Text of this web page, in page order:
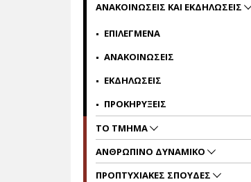
ΑΝΑΚΟΙΝΩΣΕΙΣ ΚΑΙ ΕΚΔΗΛΩΣΕΙΣ
ΕΠΙΛΕΓΜΕΝΑ
ΑΝΑΚΟΙΝΩΣΕΙΣ
ΕΚΔΗΛΩΣΕΙΣ
ΠΡΟΚΗΡΥΞΕΙΣ
ΤΟ ΤΜΗΜΑ
ΑΝΘΡΩΠΙΝΟ ΔΥΝΑΜΙΚΟ
ΠΡΟΠΤΥΧΙΑΚΕΣ ΣΠΟΥΔΕΣ